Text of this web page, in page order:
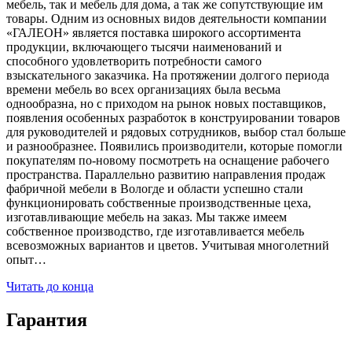
мебель, так и мебель для дома, а так же сопутствующие им
товары. Одним из основных видов деятельности компании
«ГАЛЕОН» является поставка широкого ассортимента
продукции, включающего тысячи наименований и
способного удовлетворить потребности самого
взыскательного заказчика. На протяжении долгого периода
времени мебель во всех организациях была весьма
однообразна, но с приходом на рынок новых поставщиков,
появления особенных разработок в конструировании товаров
для руководителей и рядовых сотрудников, выбор стал больше
и разнообразнее. Появились производители, которые помогли
покупателям по-новому посмотреть на оснащение рабочего
пространства. Параллельно развитию направления продаж
фабричной мебели в Вологде и области успешно стали
функционировать собственные производственные цеха,
изготавливающие мебель на заказ. Мы также имеем
собственное производство, где изготавливается мебель
всевозможных вариантов и цветов. Учитывая многолетний
опыт…
Читать до конца
Гарантия